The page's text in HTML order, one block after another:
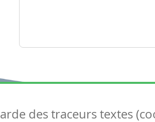
des traceurs textes